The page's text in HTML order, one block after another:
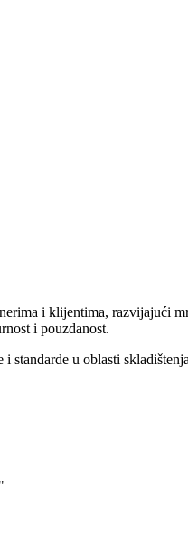
i klijentima, razvijajući
i pouzdanost.
standarde u oblasti
"